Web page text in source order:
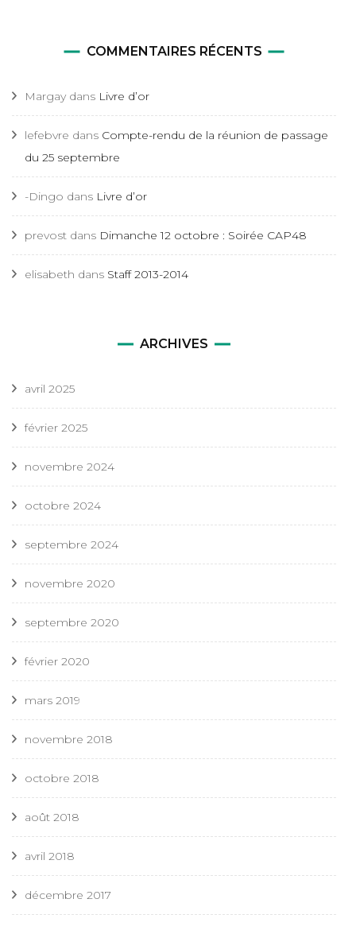
COMMENTAIRES RÉCENTS
Margay dans Livre d’or
lefebvre dans Compte-rendu de la réunion de passage
du 25 septembre
-Dingo dans Livre d’or
prevost dans Dimanche 12 octobre : Soirée CAP48
elisabeth dans Staff 2013-2014
ARCHIVES
avril 2025
février 2025
novembre 2024
octobre 2024
septembre 2024
novembre 2020
septembre 2020
février 2020
mars 2019
novembre 2018
octobre 2018
août 2018
avril 2018
décembre 2017